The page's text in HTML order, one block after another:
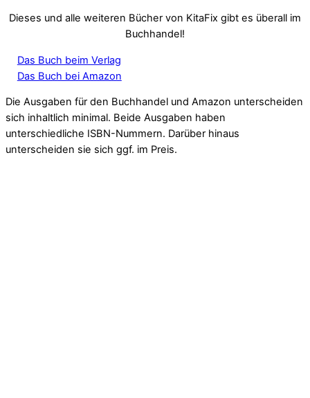
Dieses und alle weiteren Bücher von KitaFix gibt es überall im
Buchhandel!
Das Buch beim Verlag
Das Buch bei Amazon
Die Ausgaben für den Buchhandel und Amazon unterscheiden
sich inhaltlich minimal. Beide Ausgaben haben
unterschiedliche ISBN-Nummern. Darüber hinaus
unterscheiden sie sich ggf. im Preis.